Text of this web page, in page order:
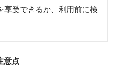
享受できるか、利用前に検
意点